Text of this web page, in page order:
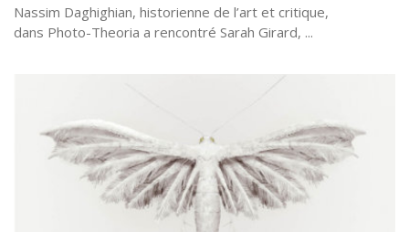
Nassim Daghighian, historienne de l’art et critique,
dans Photo-Theoria a rencontré Sarah Girard, ...